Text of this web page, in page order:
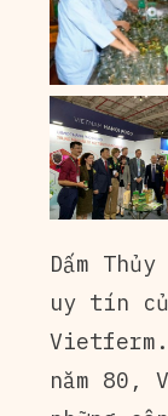
Dấm
uy tín
năm 80,